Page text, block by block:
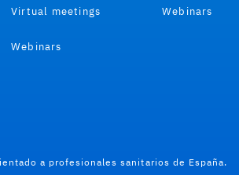
Virtual meetings
Webinars
Webinars
a profesionales sanitarios de España.